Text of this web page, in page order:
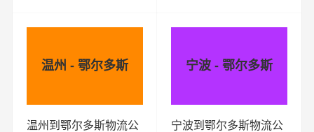
温州 - 鄂尔多斯
温州到鄂尔多斯物流公
宁波 - 鄂尔多斯
宁波到鄂尔多斯物流公